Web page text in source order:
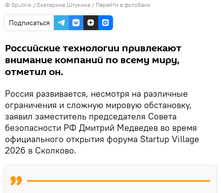
© Sputnik / Екатерина Штукина / Перейти в фотобанк
Подписаться
Российские технологии привлекают
внимание компаний по всему миру,
отметил он.
Россия развивается, несмотря на различные
ограничения и сложную мировую обстановку,
заявил заместитель председателя Совета
безопасности РФ Дмитрий Медведев во время
официального открытия форума Startup Village
2026 в Сколково.